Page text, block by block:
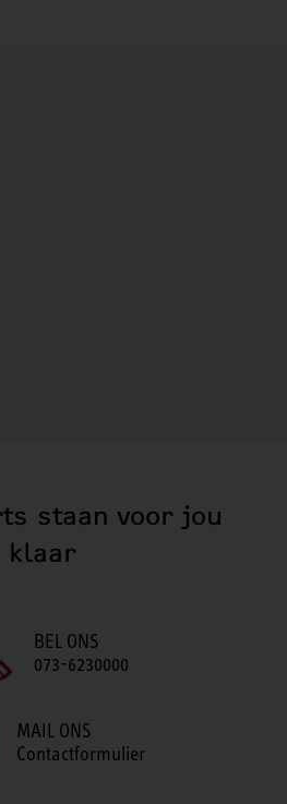
staan voor jou
klaar
BEL ONS
073-6230000
MAIL ONS
Contactformulier